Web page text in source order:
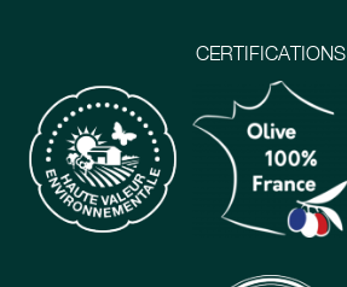
CERTIFICATIONS